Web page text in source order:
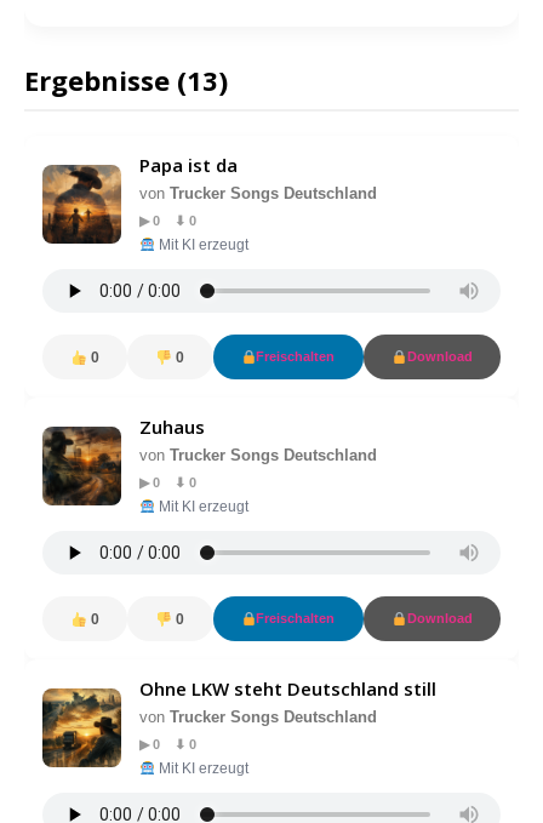
Ergebnisse (13)
Papa ist da
von Trucker Songs Deutschland
▶ 0 ⬇ 0
Mit KI erzeugt
0 0 Freischalten Download
Zuhaus
von Trucker Songs Deutschland
▶ 0 ⬇ 0
Mit KI erzeugt
0 0 Freischalten Download
Ohne LKW steht Deutschland still
von Trucker Songs Deutschland
▶ 0 ⬇ 0
Mit KI erzeugt